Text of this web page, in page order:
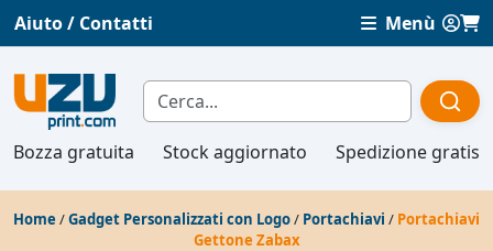
Aiuto / Contatti Menù
Bozza gratuita Stock aggiornato Spedizione gratis
Home /Gadget Personalizzati con Logo/ Portachiavi / Portachiavi
Gettone Zabax